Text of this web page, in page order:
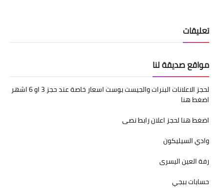
تعليقات
مواقع صديقة لنا
لحجز الاعلانات البنرات والجيست بوست اسعار خاصة عند حجز 3 او 6 اشهر
اضغط هنا
اضغط هنا لحجز اعلان رابط نصى
وادي السيليكون
رفة العين اليسرى
حسابات ببجي